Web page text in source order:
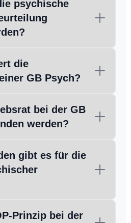
psychische
die
GB Psych?
bei der GB
werden?
gibt es für die
Prinzip bei der